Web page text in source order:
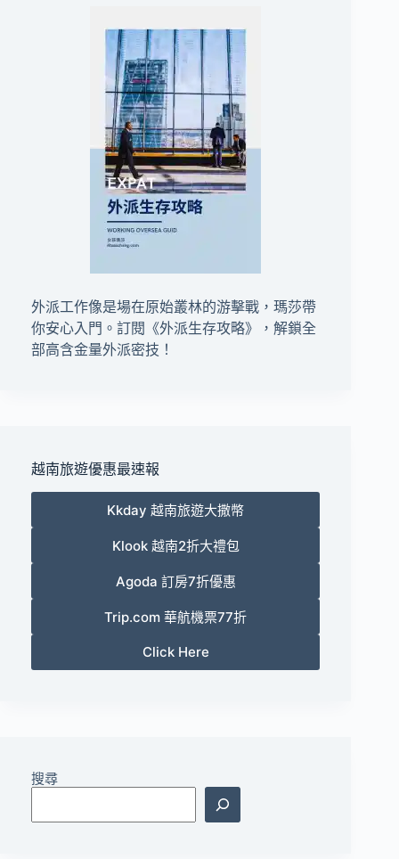
外派工作像是場在原始叢林的游擊戰，瑪莎帶
你安心入門。訂閱 《外派生存攻略》
，解鎖全
部高含金量外派密技！
越南旅遊優惠最速報
Kkday 越南旅遊大撒幣
Klook 越南2折大禮包
Agoda 訂房7折優惠
Trip.com 華航機票77折
Click Here
搜尋